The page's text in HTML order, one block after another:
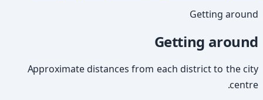
Getting around
Getting around
Approximate distances from each district to the city
centre.